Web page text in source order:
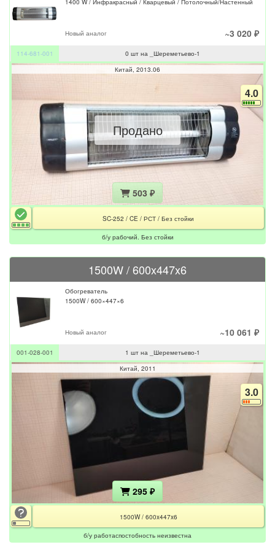
1400 W / Инфракрасный / Кварцевый / Потолочный/Настенный
Новый аналог ~3 020 ₽
114-681-001 0 шт на _Шереметьево-1
Продано
Китай 2013.06
4.0
503 ₽
SC-252 / CE / РСТ / Без стойки
б/у рабочий. Без стойки
1500W / 600x447x6
Обогреватель
1500W / 600×447×6
Новый аналог ~10 061 ₽
001-028-001
1 шт на _Шереметьево-1
Китай 2011
3.0
295 ₽
1500W / 600x447x6
б/у работаспостобность неизвестна